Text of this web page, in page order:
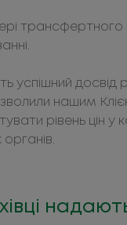
трансфертного
успішний досвід
нашим
рівень цін